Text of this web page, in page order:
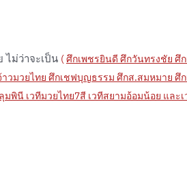
ม่ว่าจะเป็น (ศึกเพชรยินดี ศึกวันทรงชัย ศึ
วมวยไทย ศึกเชฟบุญธรรม ศึกส.สมหมาย ศึ
มพินี เวทีมวยไทย7สี เวทีสยามอ้อมน้อย และ